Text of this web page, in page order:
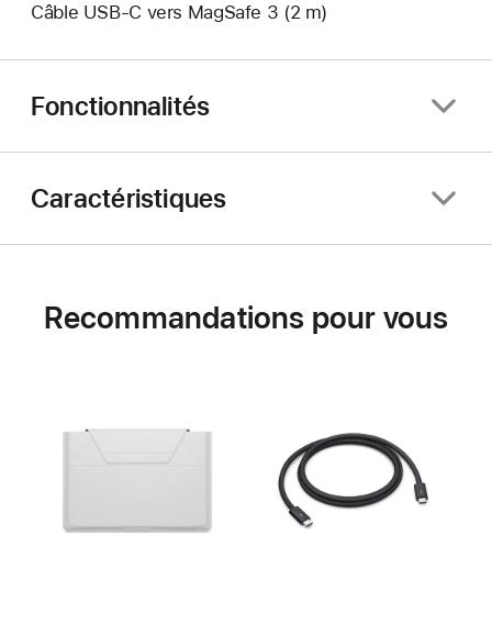
Câble USB-C vers MagSafe 3 (2 m)
Fonctionnalités
Caractéristiques
Recommandations pour vous